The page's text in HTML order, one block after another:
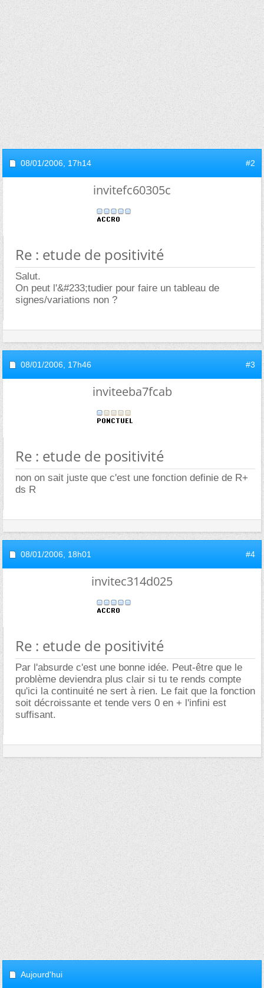
08/01/2006, 17h14 #2
invitefc60305c
Re : etude de positivité
Salut.
On peut l'&#233;tudier pour faire un tableau de
signes/variations non ?
08/01/2006, 17h46 #3
inviteeba7fcab
Re : etude de positivité
non on sait juste que c'est une fonction definie de R+
ds R
08/01/2006, 18h01 #4
invitec314d025
Re : etude de positivité
Par l'absurde c'est une bonne idée. Peut-être que le
problème deviendra plus clair si tu te rends compte
qu'ici la continuité ne sert à rien. Le fait que la fonction
soit décroissante et tende vers 0 en + l'infini est
suffisant.
Aujourd'hui